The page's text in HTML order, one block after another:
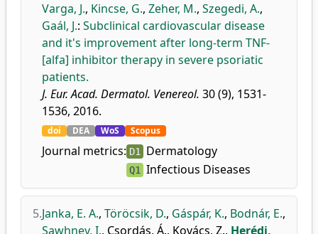
Varga, J., Kincse, G., Zeher, M., Szegedi, A.,
Gaál, J.: Subclinical cardiovascular disease
and it's improvement after long-term TNF-
[alfa] inhibitor therapy in severe psoriatic
patients.
J. Eur. Acad. Dermatol. Venereol. 30 (9), 1531-
1536, 2016.
doi DEA WoS Scopus
Journal metrics: D1 Dermatology
Q1 Infectious Diseases
5.Janka, E. A., Töröcsik, D., Gáspár, K., Bodnár, E.,
Sawhney, I., Csordás, Á., Kovács, Z., Herédi,